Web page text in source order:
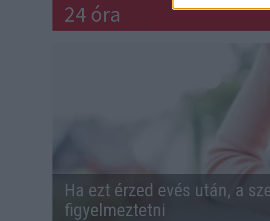
24 óra
Ha ezt érzed evés után, a
figyelmeztetni